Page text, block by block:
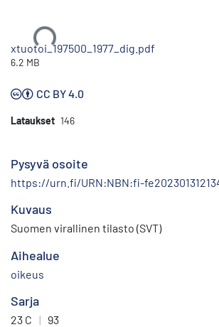
Ladataan...
xtuotoi_197500_1977_dig.pdf
6.2 MB
CC BY 4.0
Lataukset 146
Pysyvä osoite
https://urn.fi/URN:NBN:fi-
Kuvaus
Suomen virallinen tilasto (SVT)
Aihealue
oikeus
Sarja
23 C | 93